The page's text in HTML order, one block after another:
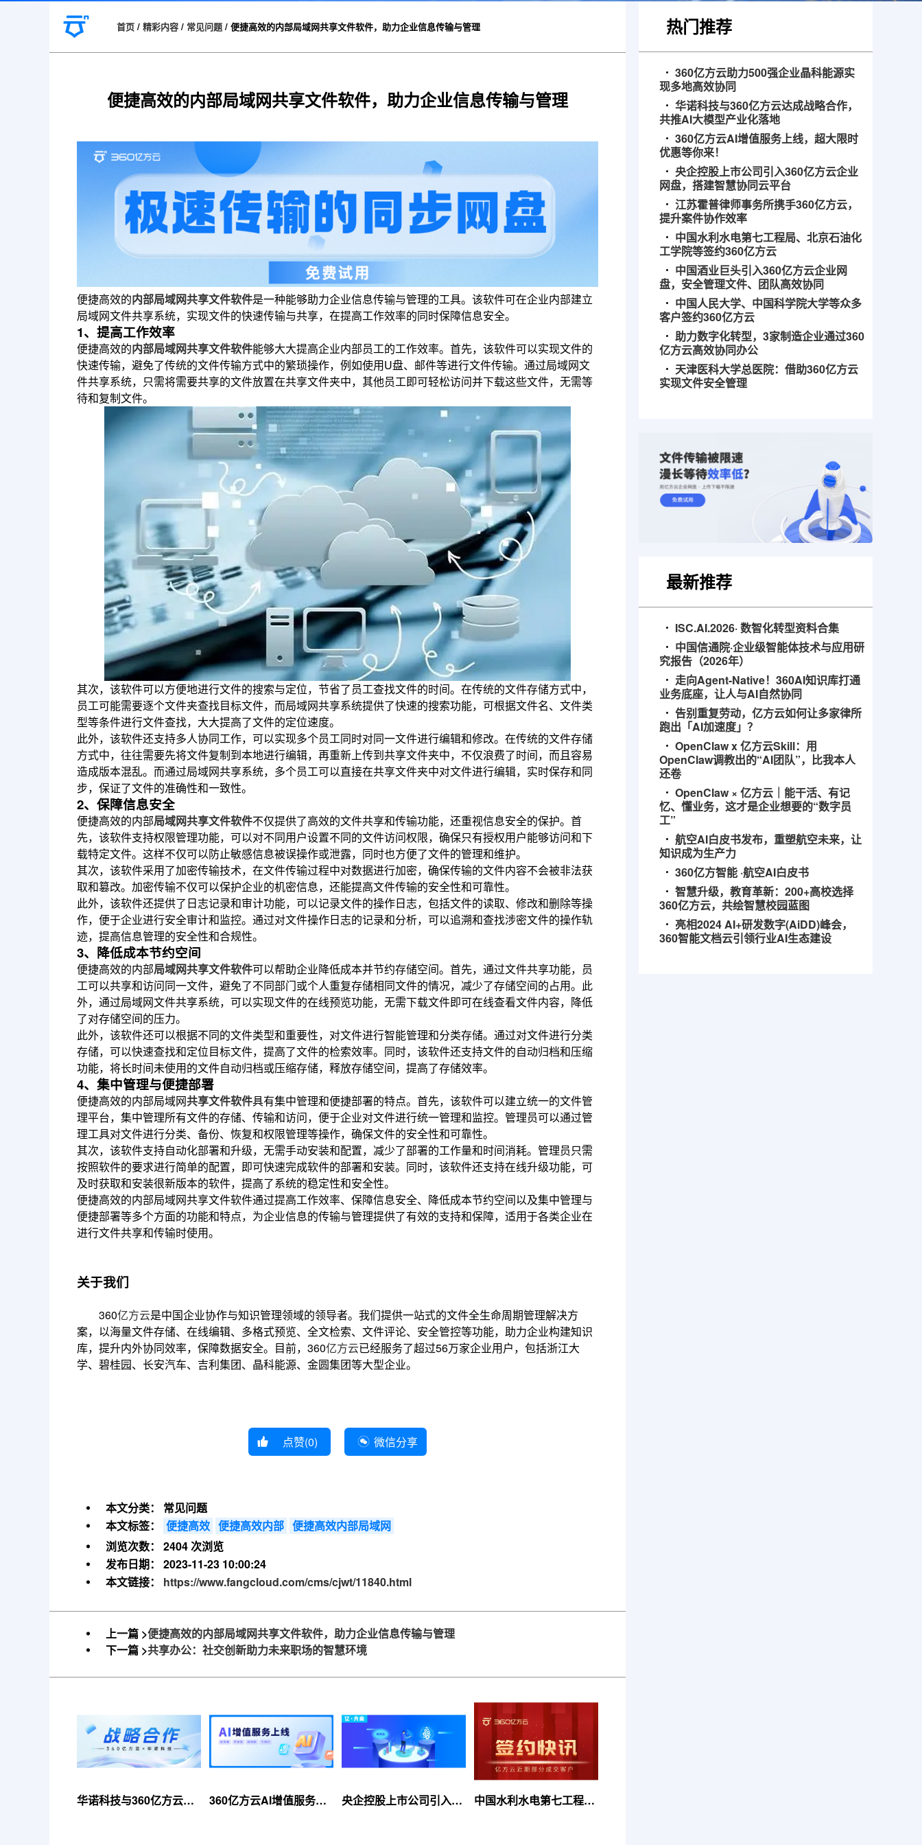
首页 / 精彩内容 / 常见问题 / 便捷高效的内部局域网共享文件软件，助力企业信息传输与管理
便捷高效的内部局域网共享文件软件，助力企业信息传输与管理
便捷高效的内部局域网共享文件软件是一种能够助力企业信息传输与管理的工具。该软件可在企业内部建立
局域网文件共享系统，实现文件的快速传输与共享，在提高工作效率的同时保障信息安全。
1、提高工作效率
便捷高效的内部局域网共享文件软件能够大大提高企业内部员工的工作效率。首先，该软件可以实现文件的
快速传输，避免了传统的文件传输方式中的繁琐操作，例如使用U盘、邮件等进行文件传输。通过局域网文
件共享系统，只需将需要共享的文件放置在共享文件夹中，其他员工即可轻松访问并下载这些文件，无需等
待和复制文件。
其次，该软件可以方便地进行文件的搜索与定位，节省了员工查找文件的时间。在传统的文件存储方式中，
员工可能需要逐个文件夹查找目标文件，而局域网共享系统提供了快速的搜索功能，可根据文件名、文件类
型等条件进行文件查找，大大提高了文件的定位速度。
此外，该软件还支持多人协同工作，可以实现多个员工同时对同一文件进行编辑和修改。在传统的文件存储
方式中，往往需要先将文件复制到本地进行编辑，再重新上传到共享文件夹中，不仅浪费了时间，而且容易
造成版本混乱。而通过局域网共享系统，多个员工可以直接在共享文件夹中对文件进行编辑，实时保存和同
步，保证了文件的准确性和一致性。
2、保障信息安全
便捷高效的内部局域网共享文件软件不仅提供了高效的文件共享和传输功能，还重视信息安全的保护。首
先，该软件支持权限管理功能，可以对不同用户设置不同的文件访问权限，确保只有授权用户能够访问和下
载特定文件。这样不仅可以防止敏感信息被误操作或泄露，同时也方便了文件的管理和维护。
其次，该软件采用了加密传输技术，在文件传输过程中对数据进行加密，确保传输的文件内容不会被非法获
取和篡改。加密传输不仅可以保护企业的机密信息，还能提高文件传输的安全性和可靠性。
此外，该软件还提供了日志记录和审计功能，可以记录文件的操作日志，包括文件的读取、修改和删除等操
作，便于企业进行安全审计和监控。通过对文件操作日志的记录和分析，可以追溯和查找涉密文件的操作轨
迹，提高信息管理的安全性和合规性。
3、降低成本节约空间
便捷高效的内部局域网共享文件软件可以帮助企业降低成本并节约存储空间。首先，通过文件共享功能，员
工可以共享和访问同一文件，避免了不同部门或个人重复存储相同文件的情况，减少了存储空间的占用。此
外，通过局域网文件共享系统，可以实现文件的在线预览功能，无需下载文件即可在线查看文件内容，降低
了对存储空间的压力。
此外，该软件还可以根据不同的文件类型和重要性，对文件进行智能管理和分类存储。通过对文件进行分类
存储，可以快速查找和定位目标文件，提高了文件的检索效率。同时，该软件还支持文件的自动归档和压缩
功能，将长时间未使用的文件自动归档或压缩存储，释放存储空间，提高了存储效率。
4、集中管理与便捷部署
便捷高效的内部局域网共享文件软件具有集中管理和便捷部署的特点。首先，该软件可以建立统一的文件管
理平台，集中管理所有文件的存储、传输和访问，便于企业对文件进行统一管理和监控。管理员可以通过管
理工具对文件进行分类、备份、恢复和权限管理等操作，确保文件的安全性和可靠性。
其次，该软件支持自动化部署和升级，无需手动安装和配置，减少了部署的工作量和时间消耗。管理员只需
按照软件的要求进行简单的配置，即可快速完成软件的部署和安装。同时，该软件还支持在线升级功能，可
及时获取和安装很新版本的软件，提高了系统的稳定性和安全性。
便捷高效的内部局域网共享文件软件通过提高工作效率、保障信息安全、降低成本节约空间以及集中管理与
便捷部署等多个方面的功能和特点，为企业信息的传输与管理提供了有效的支持和保障，适用于各类企业在
进行文件共享和传输时使用。
关于我们
360亿方云是中国企业协作与知识管理领域的领导者。我们提供一站式的文件全生命周期管理解决方
案，以海量文件存储、在线编辑、多格式预览、全文检索、文件评论、安全管控等功能，助力企业构建知识
库，提升内外协同效率，保障数据安全。目前，360亿方云已经服务了超过56万家企业用户，包括浙江大
学、碧桂园、长安汽车、吉利集团、晶科能源、金圆集团等大型企业。
点赞(0) 微信分享
本文分类：
常见问题
本文标签：
便捷高效 便捷高效内部 便捷高效内部局域网
浏览次数：
2404 次浏览
发布日期：
2023-11-23 10:00:24
本文链接：
https://www.fangcloud.com/cms/cjwt/11840.html
上一篇 >便捷高效的内部局域网共享文件软件，助力企业信息传输与管理
下一篇 >共享办公：社交创新助力未来职场的智慧环境
华诺科技与360亿方云达
360亿方云AI增值服务上
央企控股上市公司引入
中国水利水电第七工程
热门推荐
360亿方云助力500强企业晶科能源实
现多地高效协同
华诺科技与360亿方云达成战略合作，
共推AI大模型产业化落地
360亿方云AI增值服务上线，超大限时
优惠等你来！
央企控股上市公司引入360亿方云企业
网盘，搭建智慧协同云平台
江苏霍普律师事务所携手360亿方云，
提升案件协作效率
中国水利水电第七工程局、北京石油化
工学院等签约360亿方云
中国酒业巨头引入360亿方云企业网
盘，安全管理文件、团队高效协同
中国人民大学、中国科学院大学等众多
客户签约360亿方云
助力数字化转型，3家制造企业通过360
亿方云高效协同办公
天津医科大学总医院：借助360亿方云
实现文件安全管理
最新推荐
ISC.AI.2026· 数智化转型资料合集
中国信通院·企业级智能体技术与应用研
究报告（2026年）
走向Agent-Native！360AI知识库打通
业务底座，让人与AI自然协同
告别重复劳动，亿方云如何让多家律所
跑出「AI加速度」？
OpenClaw x 亿方云Skill：用
OpenClaw调教出的“AI团队”，比我本人
还卷
OpenClaw × 亿方云｜能干活、有记
忆、懂业务，这才是企业想要的“数字员
工”
航空AI白皮书发布，重塑航空未来，让
知识成为生产力
360亿方智能 ·航空AI白皮书
智慧升级，教育革新：200+高校选择
360亿方云，共绘智慧校园蓝图
亮相2024 AI+研发数字(AiDD)峰会，
360智能文档云引领行业AI生态建设